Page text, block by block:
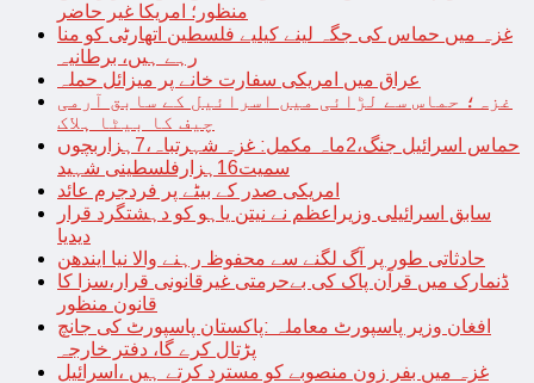
منظور؛ امریکا غیر حاضر
غزہ میں حماس کی جگہ لینے کیلیے فلسطین اتھارٹی کو منا
رہے ہیں، برطانیہ
عراق میں امریکی سفارت خانے پر میزائل حملہ
غزہ؛ حماس سے لڑائی میں اسرائیل کے سابق آرمی
چیف کا بیٹا ہلاک
حماس اسرائیل جنگ،2ماہ مکمل: غزہ شہرتباہ،7ہزاربچوں
سمیت16ہزارفلسطینی شہید
امریکی صدر کے بیٹے پر فردجرم عائد
سابق اسرائیلی وزیراعظم نے نیتن یاہو کو دہشتگرد قرار
دیدیا
حادثاتی طور پر آگ لگنے سے محفوظ رہنے والا نیا ایندھن
ڈنمارک میں قرآن پاک کی بےحرمتی غیرقانونی قرار،سزا کا
قانون منظور
افغان وزیر پاسپورٹ معاملہ :پاکستان پاسپورٹ کی جانچ
پڑتال کرے گا، دفتر خارجہ
غزہ میں بفر زون منصوبے کو مسترد کرتے ہیں ،اسرائیل